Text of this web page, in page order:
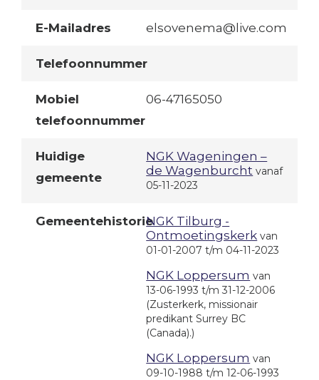
E-Mailadres elsovenema@live.com
Telefoonnummer
Mobiel
telefoonnummer
06-47165050
Huidige
gemeente
NGK Wageningen –
de Wagenburcht vanaf
05-11-2023
GemeentehistorieNGK Tilburg -
Ontmoetingskerk van
01-01-2007 t/m 04-11-2023
NGK Loppersum van
13-06-1993 t/m 31-12-2006
(Zusterkerk, missionair
predikant Surrey BC
(Canada).)
NGK Loppersum van
09-10-1988 t/m 12-06-1993